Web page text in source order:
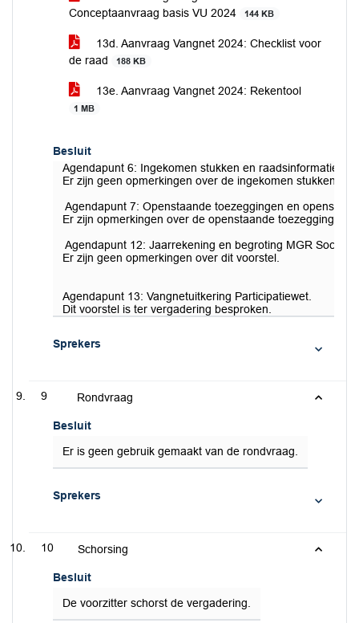
Conceptaanvraag basis VU 2024
144 KB
13d. Aanvraag Vangnet 2024: Checklist voor
de raad
188 KB
13e. Aanvraag Vangnet 2024: Rekentool
1 MB
Besluit
Agendapunt 6: Ingekomen stukken en
Er zijn geen opmerkingen over de ingekomen stukken,
Agendapunt 7: Openstaande toezeggingen en
Er zijn opmerkingen over de openstaande toezeggingen
Agendapunt 12: Jaarrekening en begroting MGR Sociaal
Er zijn geen opmerkingen over dit voorstel.
Agendapunt 13: Vangnetuitkering Participatiewet.
Dit voorstel is ter vergadering besproken.
Sprekers
9 Rondvraag
Besluit
Er is geen gebruik gemaakt van de rondvraag.
Sprekers
10 Schorsing
Besluit
De voorzitter schorst de vergadering.